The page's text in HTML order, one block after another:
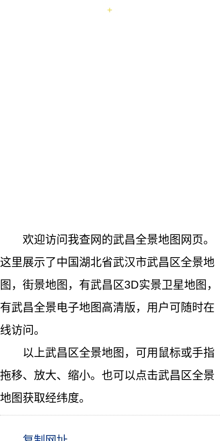
欢迎访问我查网的武昌全景地图网页。
这里展示了中国湖北省武汉市武昌区全景地
图，街景地图，有武昌区3D实景卫星地图，
有武昌全景电子地图高清版，用户可随时在
线访问。
以上武昌区全景地图，可用鼠标或手指
拖移、放大、缩小。也可以点击武昌区全景
地图获取经纬度。